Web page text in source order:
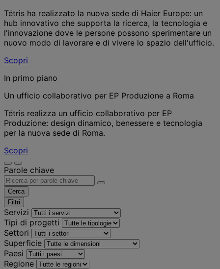
Tétris ha realizzato la nuova sede di Haier Europe: un
hub innovativo che supporta la ricerca, la tecnologia e
l'innovazione dove le persone possono sperimentare un
nuovo modo di lavorare e di vivere lo spazio dell'ufficio.
Scopri
In primo piano
Un ufficio collaborativo per EP Produzione a Roma
Tétris realizza un ufficio collaborativo per EP
Produzione: design dinamico, benessere e tecnologia
per la nuova sede di Roma.
Scopri
Parole chiave
Cerca
Filtri
Servizi
Tipi di progetti
Settori
Superficie
Paesi
Regione